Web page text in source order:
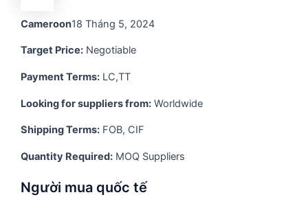
Cameroon18 Tháng 5, 2024
Target Price: Negotiable
Payment Terms: LC,TT
Looking for suppliers from: Worldwide
Shipping Terms: FOB, CIF
Quantity Required: MOQ Suppliers
Người mua quốc tế